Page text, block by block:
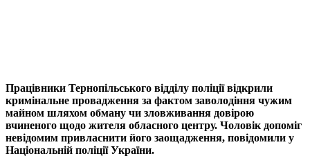
Працівники Тернопільського відділу поліції відкрили
кримінальне провадження за фактом заволодіння чужим
майном шляхом обману чи зловживання довірою
вчиненого щодо жителя обласного центру. Чоловік допоміг
невідомим привласнити його заощадження, повідомили у
Національній поліції України.